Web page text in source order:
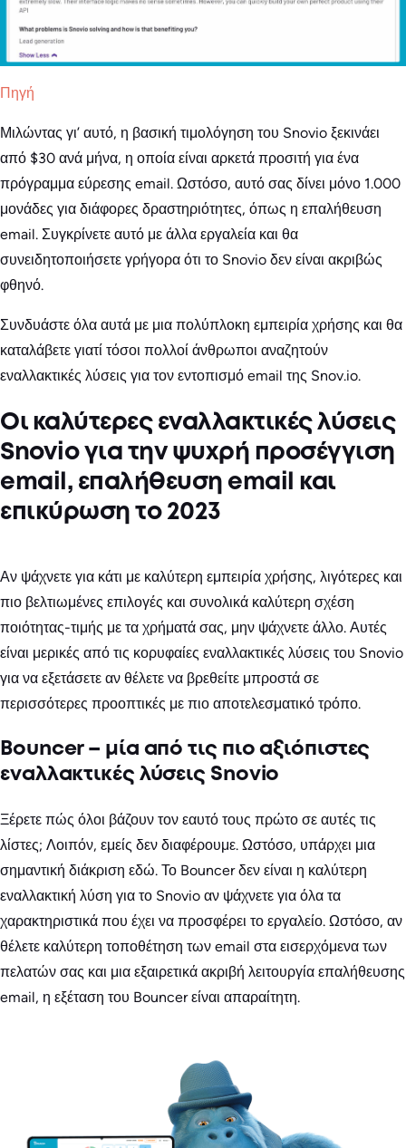
Πηγή
Μιλώντας γι’ αυτό, η βασική τιμολόγηση του Snovio ξεκινάει
από $30 ανά μήνα, η οποία είναι αρκετά προσιτή για ένα
πρόγραμμα εύρεσης email. Ωστόσο, αυτό σας δίνει μόνο 1.000
μονάδες για διάφορες δραστηριότητες, όπως η επαλήθευση
email. Συγκρίνετε αυτό με άλλα εργαλεία και θα
συνειδητοποιήσετε γρήγορα ότι το Snovio δεν είναι ακριβώς
φθηνό.
Συνδυάστε όλα αυτά με μια πολύπλοκη εμπειρία χρήσης και θα
καταλάβετε γιατί τόσοι πολλοί άνθρωποι αναζητούν
εναλλακτικές λύσεις για τον εντοπισμό email της Snov.io.
Οι καλύτερες εναλλακτικές λύσεις
Snovio για την ψυχρή προσέγγιση
email, επαλήθευση email και
επικύρωση το 2023
Αν ψάχνετε για κάτι με καλύτερη εμπειρία χρήσης, λιγότερες και
πιο βελτιωμένες επιλογές και συνολικά καλύτερη σχέση
ποιότητας-τιμής με τα χρήματά σας, μην ψάχνετε άλλο. Αυτές
είναι μερικές από τις κορυφαίες εναλλακτικές λύσεις του Snovio
για να εξετάσετε αν θέλετε να βρεθείτε μπροστά σε
περισσότερες προοπτικές με πιο αποτελεσματικό τρόπο.
Bouncer – μία από τις πιο αξιόπιστες
εναλλακτικές λύσεις Snovio
Ξέρετε πώς όλοι βάζουν τον εαυτό τους πρώτο σε αυτές τις
λίστες; Λοιπόν, εμείς δεν διαφέρουμε. Ωστόσο, υπάρχει μια
σημαντική διάκριση εδώ. Το Bouncer δεν είναι η καλύτερη
εναλλακτική λύση για το Snovio αν ψάχνετε για όλα τα
χαρακτηριστικά που έχει να προσφέρει το εργαλείο. Ωστόσο, αν
θέλετε καλύτερη τοποθέτηση των email στα εισερχόμενα των
πελατών σας και μια εξαιρετικά ακριβή λειτουργία επαλήθευσης
email, η εξέταση του Bouncer είναι απαραίτητη.